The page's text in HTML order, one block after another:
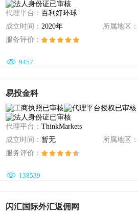
代理平台： 百利好环球
成立时间： 2020年 所属地区：
服务评价：
 9457
易投金科
代理平台： ThinkMarkets
成立时间： 暂无 所属地区：
服务评价：
 138539
闪汇国际外汇返佣网